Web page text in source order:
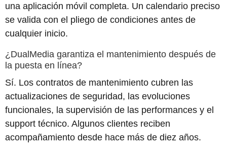
una aplicación móvil completa. Un calendario preciso
se valida con el pliego de condiciones antes de
cualquier inicio.
¿DualMedia garantiza el mantenimiento después de
la puesta en línea?
Sí. Los contratos de mantenimiento cubren las
actualizaciones de seguridad, las evoluciones
funcionales, la supervisión de las performances y el
support técnico. Algunos clientes reciben
acompañamiento desde hace más de diez años.